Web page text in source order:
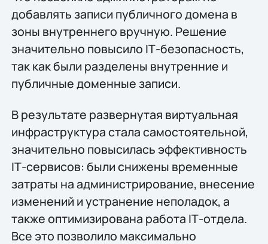
добавлять записи публичного домена в
зоны внутреннего вручную. Решение
значительно повысило IТ-безопасность,
так как были разделены внутренние и
публичные доменные записи.
В результате развернутая виртуальная
инфраструктура стала самостоятельной,
значительно повысилась эффективность
IТ-сервисов: были снижены временные
затраты на администрирование, внесение
изменений и устранение неполадок, а
также оптимизирована работа IТ-отдела.
Всe это позволило максимально